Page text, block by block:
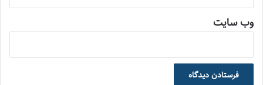
وب‌ سایت